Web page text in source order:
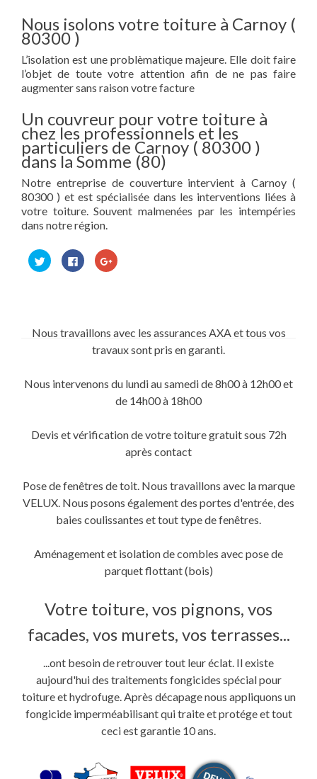
Nous isolons votre toiture à Carnoy (
80300 )
L’isolation est une problèmatique majeure. Elle doit faire
l’objet de toute votre attention afin de ne pas faire
augmenter sans raison votre facture
Un couvreur pour votre toiture à
chez les professionnels et les
particuliers de Carnoy ( 80300 )
dans la Somme (80)
Notre entreprise de couverture intervient à Carnoy (
80300 ) et est spécialisée dans les interventions liées à
votre toiture. Souvent malmenées par les intempéries
dans notre région.
Cliquez
pour
partager
Cliquez
pour
partager
Cliquez
pour
fenêtre)
Nous travaillons avec les assurances AXA et tous vos
travaux sont pris en garanti.
Nous intervenons du lundi au samedi de 8h00 à 12h00 et
de 14h00 à 18h00
Devis et vérification de votre toiture gratuit sous 72h
après contact
Pose de fenêtres de toit. Nous travaillons avec la marque
VELUX. Nous posons également des portes d'entrée, des
baies coulissantes et tout type de fenêtres.
Aménagement et isolation de combles avec pose de
parquet flottant (bois)
Votre toiture, vos pignons, vos
facades, vos murets, vos terrasses...
...ont besoin de retrouver tout leur éclat. Il existe
aujourd'hui des traitements fongicides spécial pour
toiture et hydrofuge. Après décapage nous appliquons un
fongicide imperméabilisant qui traite et protége et tout
ceci est garantie 10 ans.